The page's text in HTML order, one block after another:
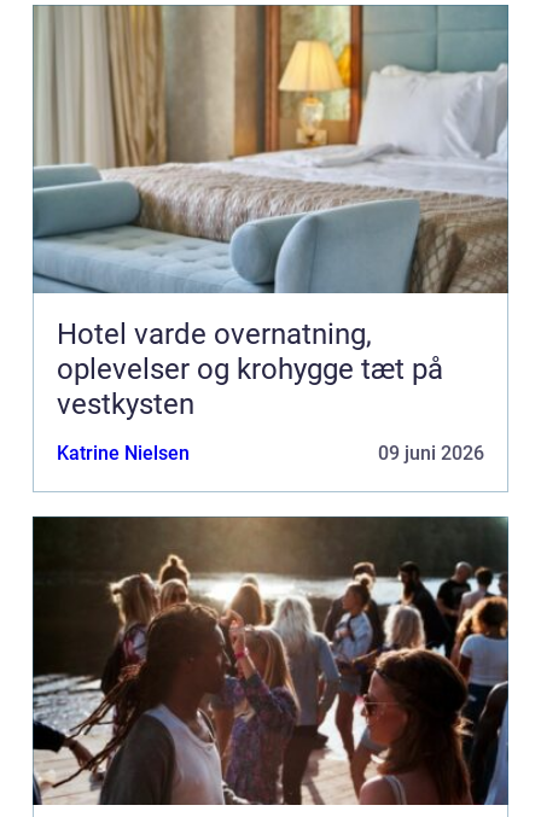
Hotel varde overnatning,
oplevelser og krohygge tæt på
vestkysten
Katrine Nielsen 09 juni 2026